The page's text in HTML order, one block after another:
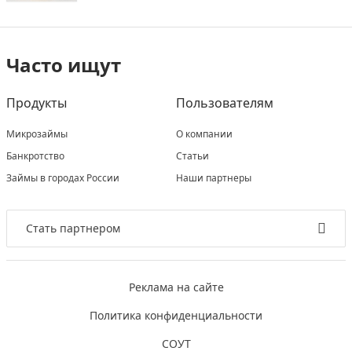
Часто ищут
Продукты
Микрозаймы
Банкротство
Займы в городах России
Пользователям
О компании
Статьи
Наши партнеры
Стать партнером
Реклама на сайте
Политика конфиденциальности
СОУТ